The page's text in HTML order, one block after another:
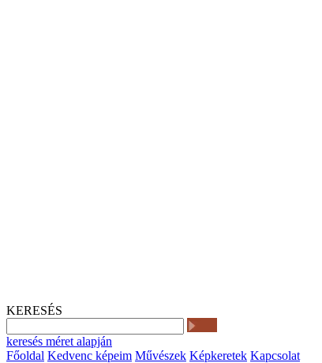
KERESÉS
keresés méret alapján
Főoldal Kedvenc képeim Művészek Képkeretek Kapcsolat